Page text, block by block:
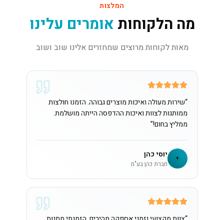
המלצות
מה הלקוחות אומרים עלינו
מאות לקוחות מרוצים שמחזרים אלינו שוב ושוב
“שירות מעולה ואיכות מוצרים גבוהה. הזמנו חולצות
ממותגות לצוות ואיכות ההדפסה הייתה מושלמת.
ממליץ בחום!”
י יוסי כהן
חברת כהן בע"מ